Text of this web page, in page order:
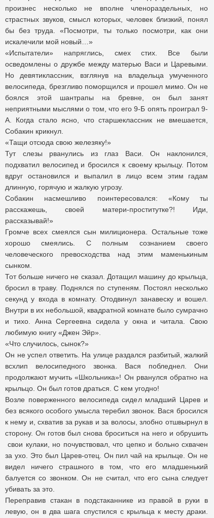
произнес несколько не вполне членораздельных, но
страстных звуков, смысл которых, человек близкий, понял
бы без труда. «Посмотри, ты только посмотри, как они
искалечили мой новый…»
«Испытатели» напряглись, смех стих. Все были
осведомлены о дружбе между матерью Васи и Царевыми.
Но девятиклассник, взглянув на владельца умученного
велосипеда, брезгливо поморщился и прошел мимо. Он не
боялся этой шантрапы на бревне, он был занят
неприятными мыслями о том, что его 9-Б опять проиграл 9-
А. Когда стало ясно, что старшеклассник не вмешается,
Собакин крикнул.
«Тащи отсюда свою железяку!»
Тут слезы рванулись из глаз Васи. Он наклонился,
подхватил велосипед и бросился к своему крыльцу. Потом
вдруг остановился и выпалил в лицо всем этим гадам
длинную, горячую и жалкую угрозу.
Собакин насмешливо поинтересовался: «Кому ты
расскажешь, своей матери-проститутке?! Иди,
рассказывай!»
Громче всех смеялся сын милиционера. Остальные тоже
хорошо смеялись. С полным сознанием своего
человеческого превосходства над этим маменькиным
сынком.
Тот больше ничего не сказал. Дотащил машину до крыльца,
бросил в траву. Поднялся по ступеням. Постоял несколько
секунд у входа в комнату. Отодвинул занавеску и вошел.
Внутри в их небольшой, квадратной комнате было сумрачно
и тихо. Анна Сергеевна сидела у окна и читала. Свою
любимую книгу «Джен Эйр».
«Что случилось, сынок?»
Он не успел ответить. На улице раздался разбитый, жалкий
всхлип велосипедного звонка. Вася побледнел. Они
продолжают мучить «Школьника»! Он рванулся обратно на
крыльцо. Он был готов драться. С кем угодно!
Возле поверженного велосипеда сидел младший Царев и
без всякого особого умысла теребил звонок. Вася бросился
к нему и, схватив за рукав и за волосы, злобно отшвырнул в
сторону. Он готов был снова броситься на него и обрушить
свои кулаки, но почувствовал, что цепко и больно схвачен
за ухо. Это был Царев-отец. Он пил чай на крыльце. Он не
видел ничего страшного в том, что его младшенький
балуется со звонком. Он не считал, что его сына следует
убивать за это.
Переправив стакан в подстаканнике из правой в руки в
левую, он в два шага спустился с крыльца к месту драки.